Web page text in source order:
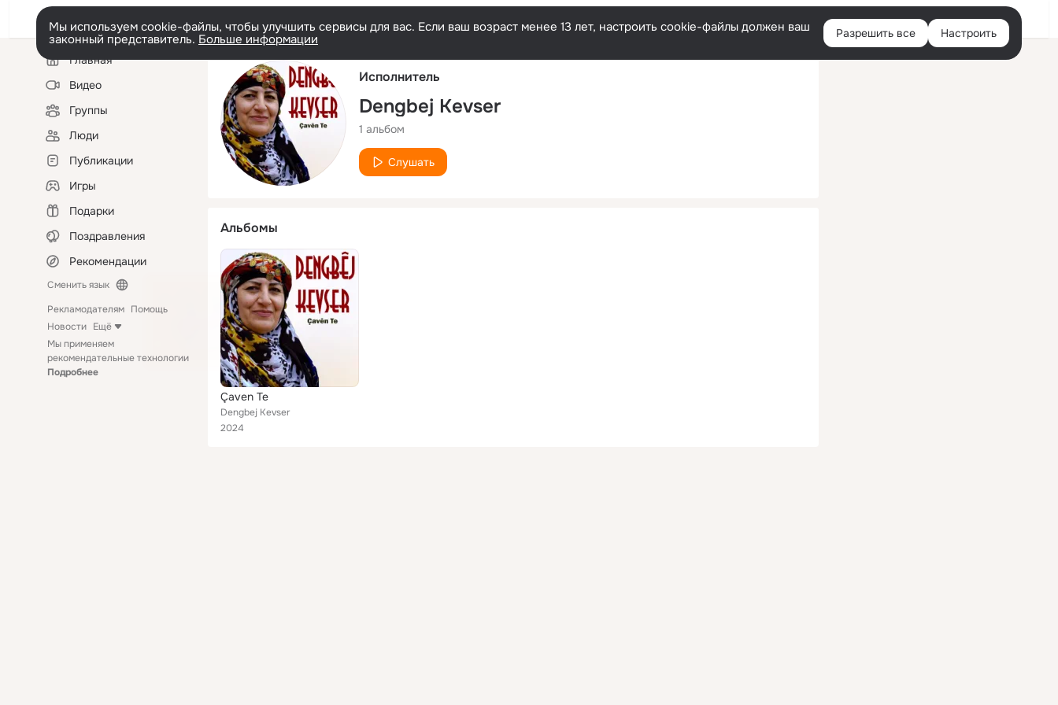
Русский Войти
Мы используем cookie-файлы, чтобы улучшить сервисы для вас. Если ваш возраст менее 13 лет, настроить cookie-файлы должен ваш
законный представитель. Больше информации Разрешить все Настроить
Левая
колонкаГлавная
Видео
Группы
Люди
Публикации
Игры
Подарки
Поздравления
Рекомендации
Сменить язык
Рекламодателям Помощь
Новости Ещё
Мы применяем
рекомендательные технологии
Подробнее
Исполнитель
Dengbej Kevser
1 альбом
Слушать
Альбомы
Çaven Te
Dengbej Kevser
2024